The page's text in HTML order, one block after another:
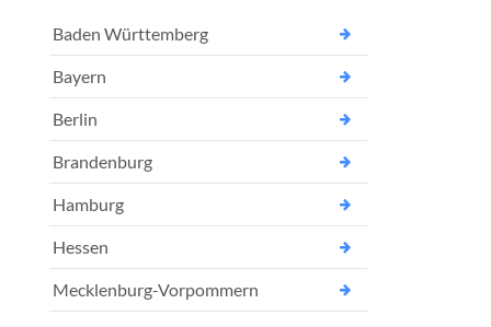
Baden Württemberg
Bayern
Berlin
Brandenburg
Hamburg
Hessen
Mecklenburg-Vorpommern